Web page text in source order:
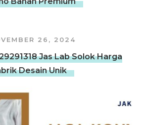
26, 2024
Jas Lab Solok Harga
Desain Unik